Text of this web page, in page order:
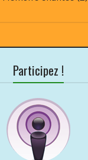
Participez !